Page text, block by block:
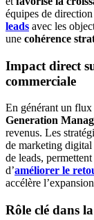
équipes de
leads avec les
une cohérence
Impact direct
commerciale
En générant un flux
Generation
revenus. Les
de marketing digital
de leads, permettent
d’améliorer le
accélère
Rôle clé dans